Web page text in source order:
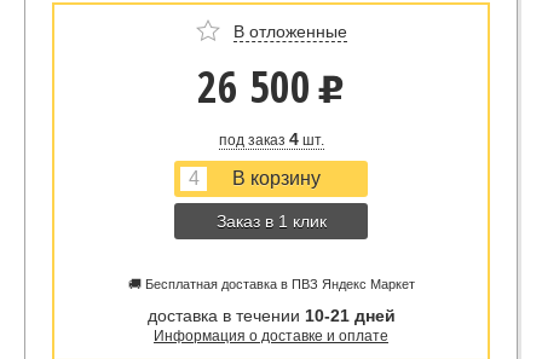
В отложенные
26 500 u
под заказ 4шт.
Заказ в 1 клик
🚚 Бесплатная доставка в ПВЗ Яндекс Маркет
доставка в течении 10-21 дней
Информация о доставке и оплате